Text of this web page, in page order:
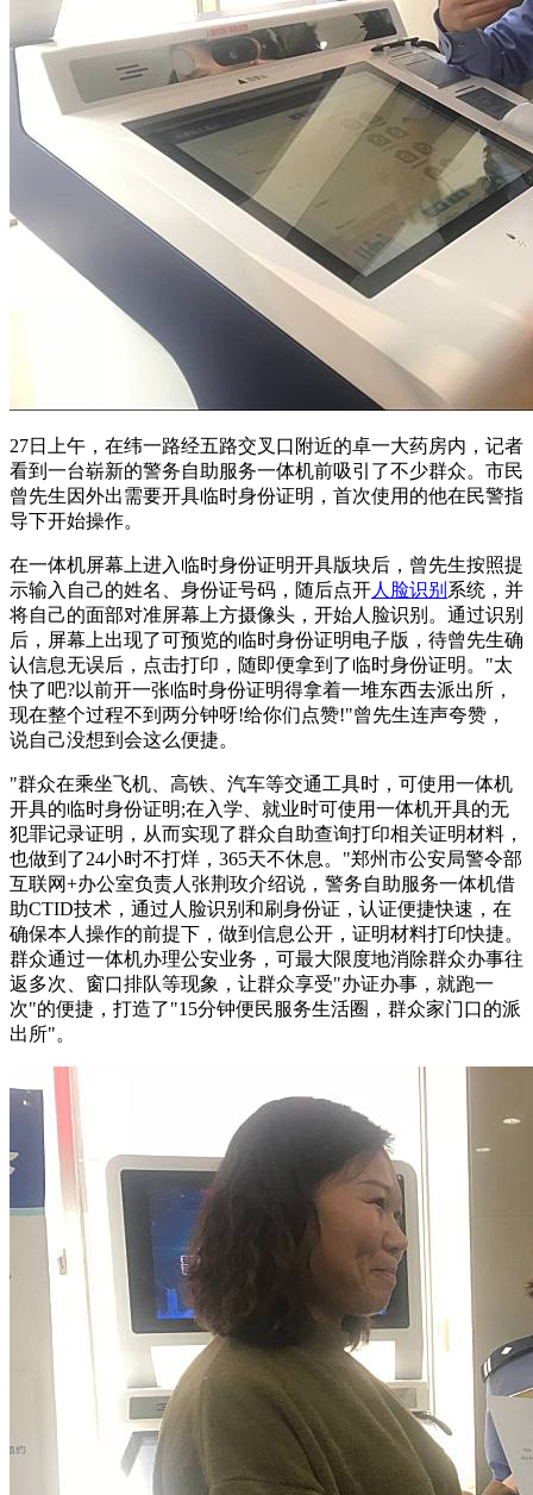
27日上午，在纬一路经五路交叉口附近的卓一大药房内，记者
看到一台崭新的警务自助服务一体机前吸引了不少群众。市民
曾先生因外出需要开具临时身份证明，首次使用的他在民警指
导下开始操作。
在一体机屏幕上进入临时身份证明开具版块后，曾先生按照提
示输入自己的姓名、身份证号码，随后点开人脸识别 系统，并
将自己的面部对准屏幕上方摄像头，开始人脸识别。通过识别
后，屏幕上出现了可预览的临时身份证明电子版，待曾先生确
认信息无误后，点击打印，随即便拿到了临时身份证明。"太
快了吧?以前开一张临时身份证明得拿着一堆东西去派出所，
现在整个过程不到两分钟呀!给你们点赞!"曾先生连声夸赞，
说自己没想到会这么便捷。
"群众在乘坐飞机、高铁、汽车等交通工具时，可使用一体机
开具的临时身份证明;在入学、就业时可使用一体机开具的无
犯罪记录证明，从而实现了群众自助查询打印相关证明材料，
也做到了24小时不打烊，365天不休息。"郑州市公安局警令部
互联网+办公室负责人张荆玫介绍说，警务自助服务一体机借
助CTID技术，通过人脸识别和刷身份证，认证便捷快速，在
确保本人操作的前提下，做到信息公开，证明材料打印快捷。
群众通过一体机办理公安业务，可最大限度地消除群众办事往
返多次、窗口排队等现象，让群众享受"办证办事，就跑一
次"的便捷，打造了"15分钟便民服务生活圈，群众家门口的派
出所"。